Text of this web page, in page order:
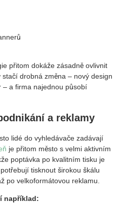
přitom dokáže zásadně ovlivnit
drobná změna – nový design
– a firma najednou působí
a reklamy
lidé do vyhledávače zadávají
je přitom město s velmi aktivním
poptávka po kvalitním tisku je
tisknout širokou škálu
po velkoformátovou reklamu.
například: